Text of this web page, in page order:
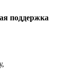
поддержка